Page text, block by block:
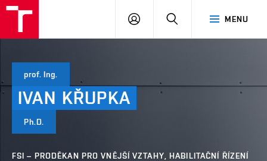
MENU
PŘIHLÁSIT
prof. Ing.
IVAN KŘUPKA
Ph.D.
FSI – PRODĚKAN PRO VNĚJŠÍ VZTAHY, HABILITAČNÍ ŘÍZENÍ